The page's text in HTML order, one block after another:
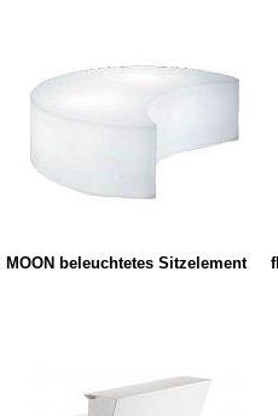
MOON beleuchtetes Sitzelement